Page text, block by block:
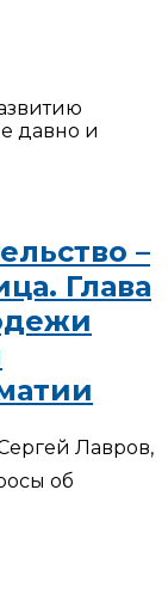
давно и
–
Глава
Лавров,
об